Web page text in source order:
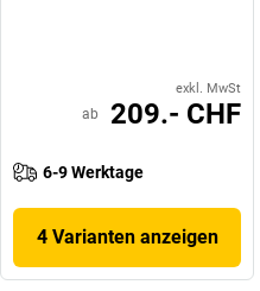
exkl. MwSt
ab 209.- CHF
6-9 Werktage
4 Varianten anzeigen